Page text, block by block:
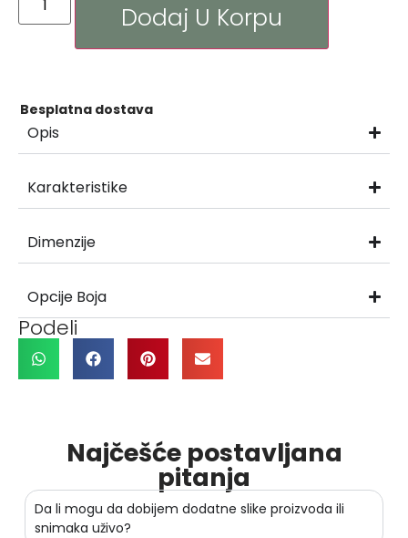
Dodaj U Korpu
Besplatna dostava
Opis
Karakteristike
Dimenzije
Opcije Boja
Podeli
Najčešće postavljana
pitanja
Da li mogu da dobijem dodatne slike proizvoda ili
snimaka uživo?